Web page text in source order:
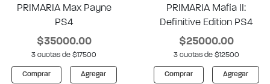
PRIMARIA Max Payne
PS4
$35000.00
3 cuotas de $17500
Comprar Agregar
PRIMARIA Mafia II:
Definitive Edition PS4
$25000.00
3 cuotas de $12500
Comprar Agregar